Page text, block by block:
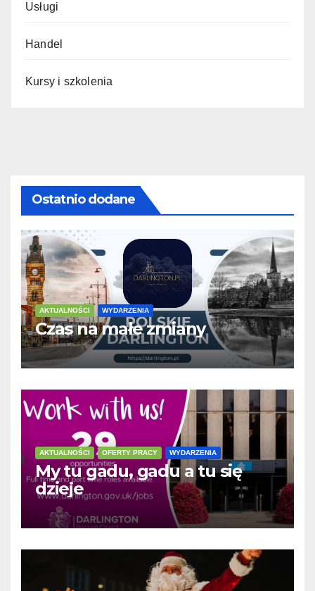
Usługi
Handel
Kursy i szkolenia
Ostatnio dodane
AKTUALNOŚCI WYDARZENIA
Czas na małe zmiany
AKTUALNOŚCI OFERTY PRACY WYDARZENIA
My tu gadu, gadu a tu się
dzieje